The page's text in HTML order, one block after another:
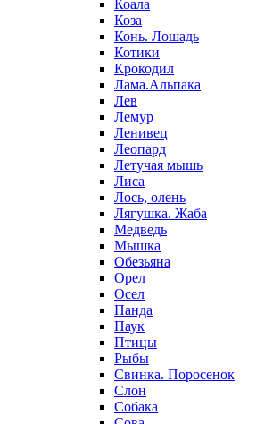
Коала
Коза
Конь. Лошадь
Котики
Крокодил
Лама.Альпака
Лев
Лемур
Ленивец
Леопард
Летучая мышь
Лиса
Лось, олень
Лягушка. Жаба
Медведь
Мышка
Обезьяна
Орел
Осел
Панда
Паук
Птицы
Рыбы
Свинка. Поросенок
Слон
Собака